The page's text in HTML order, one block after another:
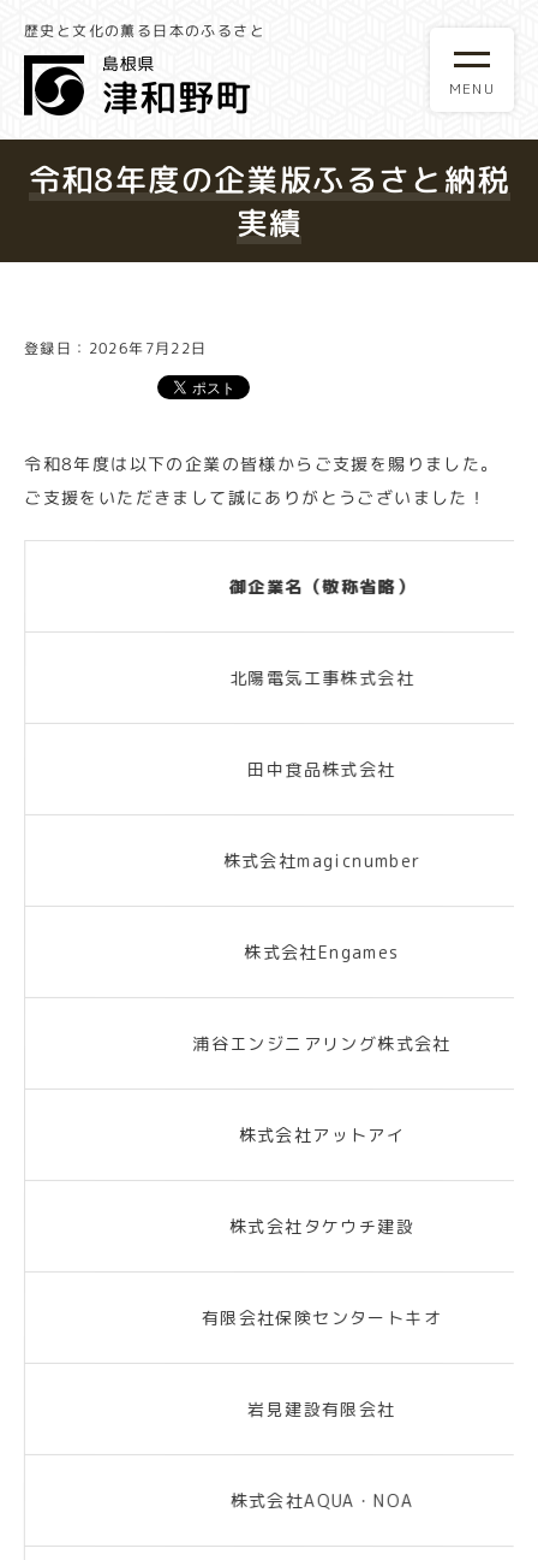
歴史と文化の薫る日本のふるさと
令和8年度の企業版ふるさと納税
実績
登録日：2026年7月22日
令和8年度は以下の企業の皆様からご支援を賜りました。
ご支援をいただきまして誠にありがとうございました！
御企業名（敬称省略）
北陽電気工事株式会社
田中食品株式会社
株式会社magicnumber
株式会社Engames
浦谷エンジニアリング株式会社
株式会社アットアイ
株式会社タケウチ建設
有限会社保険センタートキオ
岩見建設有限会社
株式会社AQUA・NOA